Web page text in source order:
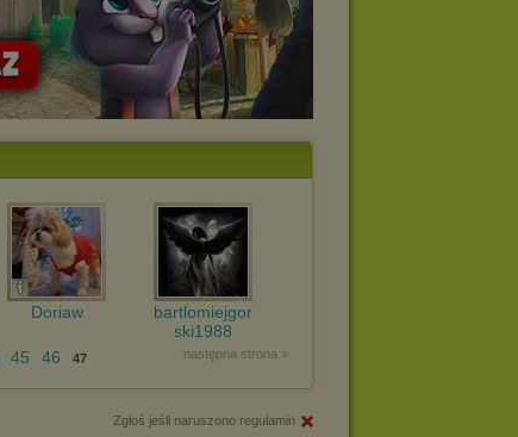
Doriaw
bartlomiejgor
ski1988
następna strona »
45 46 47
Zgłoś jeśli naruszono regulamin